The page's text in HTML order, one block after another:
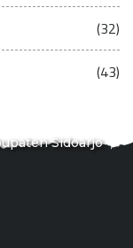
(32)
(43)
Sidoarjo